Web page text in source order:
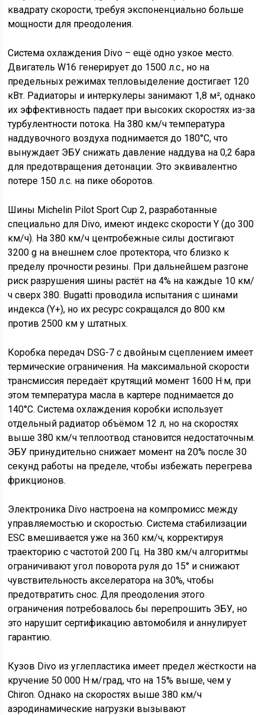
квадрату скорости, требуя экспоненциально больше
мощности для преодоления.
Система охлаждения Divo – ещё одно узкое место.
Двигатель W16 генерирует до 1500 л.с., но на
предельных режимах тепловыделение достигает 120
кВт. Радиаторы и интеркулеры занимают 1,8 м², однако
их эффективность падает при высоких скоростях из-за
турбулентности потока. На 380 км/ч температура
наддувочного воздуха поднимается до 180°C, что
вынуждает ЭБУ снижать давление наддува на 0,2 бара
для предотвращения детонации. Это эквивалентно
потере 150 л.с. на пике оборотов.
Шины Michelin Pilot Sport Cup 2, разработанные
специально для Divo, имеют индекс скорости Y (до 300
км/ч). На 380 км/ч центробежные силы достигают
3200 g на внешнем слое протектора, что близко к
пределу прочности резины. При дальнейшем разгоне
риск разрушения шины растёт на 4% на каждые 10 км/
ч сверх 380. Bugatti проводила испытания с шинами
индекса (Y+), но их ресурс сокращался до 800 км
против 2500 км у штатных.
Коробка передач DSG-7 с двойным сцеплением имеет
термические ограничения. На максимальной скорости
трансмиссия передаёт крутящий момент 1600 Н·м, при
этом температура масла в картере поднимается до
140°C. Система охлаждения коробки использует
отдельный радиатор объёмом 12 л, но на скоростях
выше 380 км/ч теплоотвод становится недостаточным.
ЭБУ принудительно снижает момент на 20% после 30
секунд работы на пределе, чтобы избежать перегрева
фрикционов.
Электроника Divo настроена на компромисс между
управляемостью и скоростью. Система стабилизации
ESC вмешивается уже на 360 км/ч, корректируя
траекторию с частотой 200 Гц. На 380 км/ч алгоритмы
ограничивают угол поворота руля до 15° и снижают
чувствительность акселератора на 30%, чтобы
предотвратить снос. Для преодоления этого
ограничения потребовалось бы перепрошить ЭБУ, но
это нарушит сертификацию автомобиля и аннулирует
гарантию.
Кузов Divo из углепластика имеет предел жёсткости на
кручение 50 000 Н·м/град, что на 15% выше, чем у
Chiron. Однако на скоростях выше 380 км/ч
аэродинамические нагрузки вызывают